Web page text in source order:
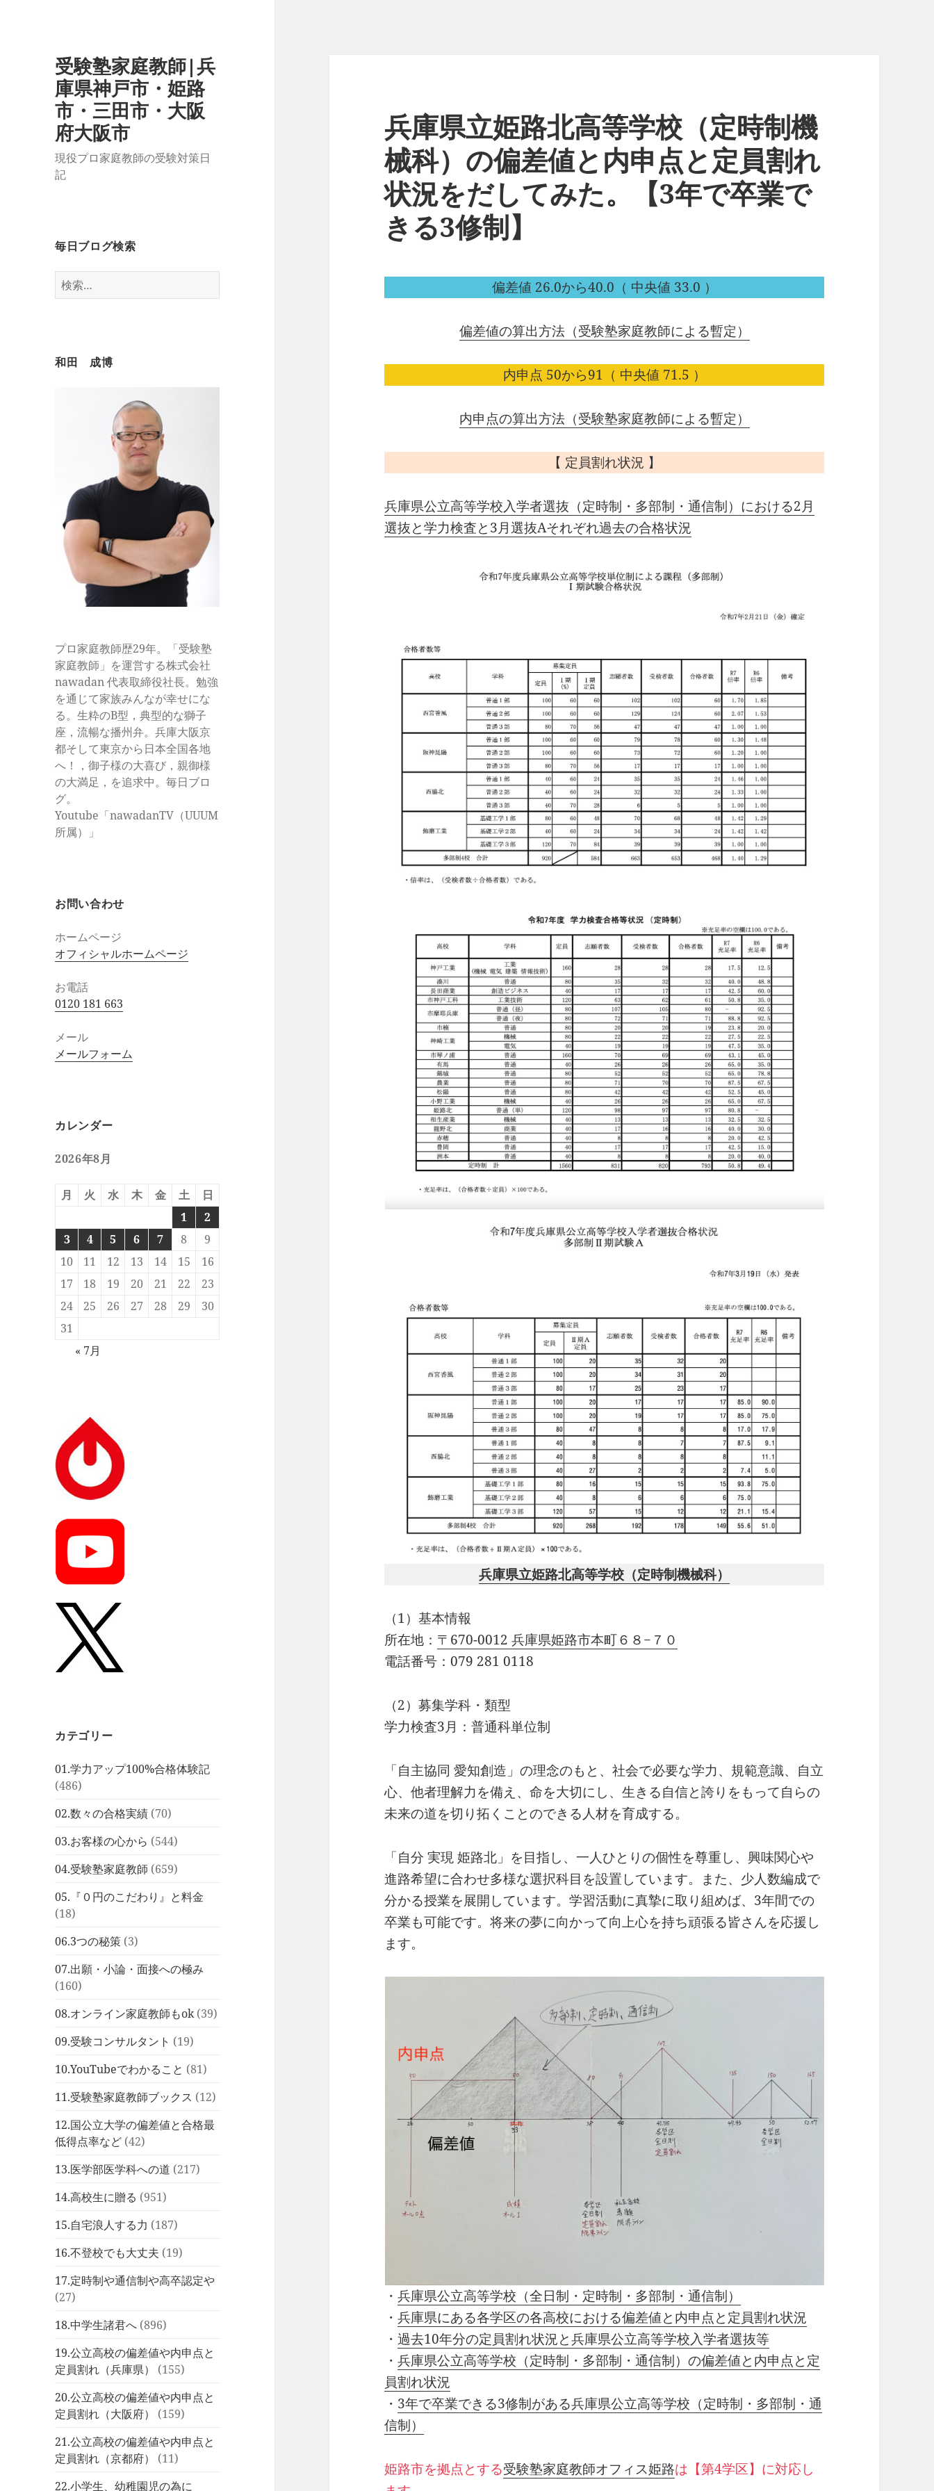
受験塾家庭教師|兵
庫県神戸市・姫路
市・三田市・大阪
府大阪市
現役プロ家庭教師の受験対策日
記
毎日ブログ検索
検
索:
和田 成博
プロ家庭教師歴29年。「受験塾
家庭教師」を運営する株式会社
nawadan 代表取締役社長。勉強
を通じて家族みんなが幸せにな
る。生粋のB型，典型的な獅子
座，流暢な播州弁。兵庫大阪京
都そして東京から日本全国各地
へ！，御子様の大喜び，親御様
の大満足，を追求中。毎日ブロ
グ。
Youtube「nawadanTV（UUUM
所属）」
お問い合わせ
ホームページ
オフィシャルホームページ
お電話
0120 181 663
メール
メールフォーム
カレンダー
2026年8月
月 火 水 木 金 土
日
1
2
3
4 5 6 7 8
9
10
11 12 13 14 15
16
17
18 19 20 21 22
23
24
25 26 27 28 29
30
31
« 7月
カテゴリー
01.学力アップ100%合格体験記
(486)
02.数々の合格実績 (70)
03.お客様の心から (544)
04.受験塾家庭教師 (659)
05.『０円のこだわり』と料金
(18)
06.3つの秘策 (3)
07.出願・小論・面接への極み
(160)
08.オンライン家庭教師もok(39)
09.受験コンサルタント (19)
10.YouTubeでわかること (81)
11.受験塾家庭教師ブックス (12)
12.国公立大学の偏差値と合格最
低得点率など (42)
13.医学部医学科への道 (217)
14.高校生に贈る (951)
15.自宅浪人する力 (187)
16.不登校でも大丈夫 (19)
17.定時制や通信制や高卒認定や
(27)
18.中学生諸君へ (896)
19.公立高校の偏差値や内申点と
定員割れ（兵庫県）
(155)
20.公立高校の偏差値や内申点と
定員割れ（大阪府）
(159)
21.公立高校の偏差値や内申点と
定員割れ（京都府）
(11)
22.小学生、幼稚園児の為に
兵庫県立姫路北高等学校（定時制機
械科）の偏差値と内申点と定員割れ
状況をだしてみた。【3年で卒業で
きる3修制】
偏差値 26.0から40.0（ 中央値 33.0 ）
偏差値の算出方法（受験塾家庭教師による暫定）
内申点 50から91（ 中央値 71.5 ）
内申点の算出方法（受験塾家庭教師による暫定）
【 定員割れ状況 】
兵庫県公立高等学校入学者選抜（定時制・多部制・通信制）における2月
選抜と学力検査と3月選抜Aそれぞれ過去の合格状況
兵庫県立姫路北高等学校（定時制機械科）
（1）基本情報
所在地： 〒670-0012 兵庫県姫路市本町６８−７０
電話番号：079 281 0118
（2）募集学科・類型
学力検査3月：普通科単位制
「自主協同 愛知創造」の理念のもと、社会で必要な学力、規範意識、自立
心、他者理解力を備え、命を大切にし、生きる自信と誇りをもって自らの
未来の道を切り拓くことのできる人材を育成する。
「自分 実現 姫路北」を目指し、一人ひとりの個性を尊重し、興味関心や
進路希望に合わせ多様な選択科目を設置しています。また、少人数編成で
分かる授業を展開しています。学習活動に真摯に取り組めば、3年間での
卒業も可能です。将来の夢に向かって向上心を持ち頑張る皆さんを応援し
ます。
・兵庫県公立高等学校（全日制・定時制・多部制・通信制）
・兵庫県にある各学区の各高校における偏差値と内申点と定員割れ状況
・過去10年分の定員割れ状況と兵庫県公立高等学校入学者選抜等
・兵庫県公立高等学校（定時制・多部制・通信制）の偏差値と内申点と定
員割れ状況
・ 3年で卒業できる3修制がある兵庫県公立高等学校（定時制・多部制・通
信制）
姫路市を拠点とする受験塾家庭教師オフィス姫路は【第4学区】に対応し